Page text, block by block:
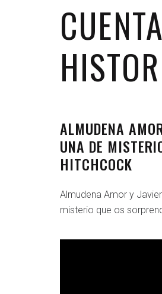
ALMUDENA
UNA DE
HITCHCOCK
Almudena Amor y
misterio que os